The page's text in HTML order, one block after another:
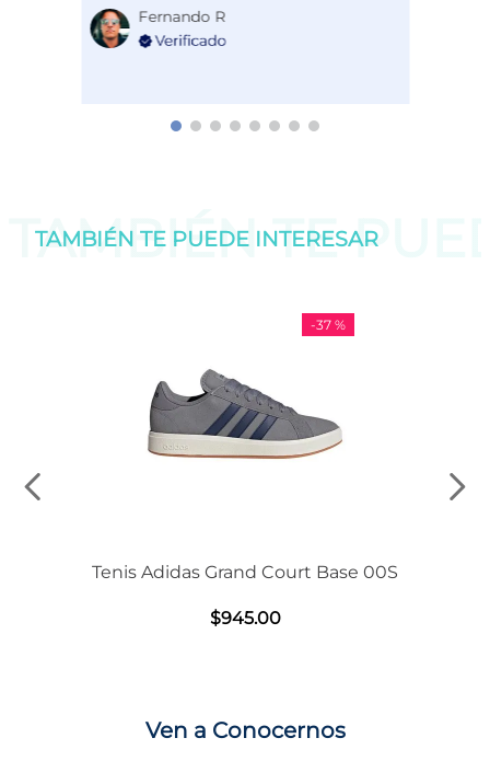
Fernando R
TAMBIÉN TE
TAMBIÉN TE PUEDE INTERESAR
-37 %
Tenis Adidas Grand Court Base 00S
$945.00
Ven a Conocernos